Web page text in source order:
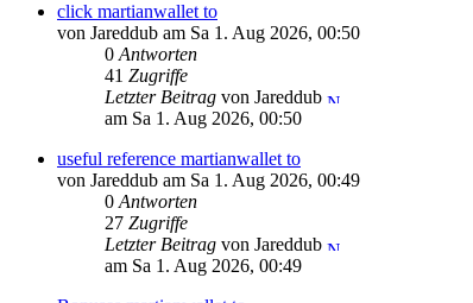
click martianwallet to
von Jareddub am Sa 1. Aug 2026, 00:50
0 Antworten
41 Zugriffe
Letzter Beitrag von Jareddub
am Sa 1. Aug 2026, 00:50
useful reference martianwallet to
von Jareddub am Sa 1. Aug 2026, 00:49
0 Antworten
27 Zugriffe
Letzter Beitrag von Jareddub
am Sa 1. Aug 2026, 00:49